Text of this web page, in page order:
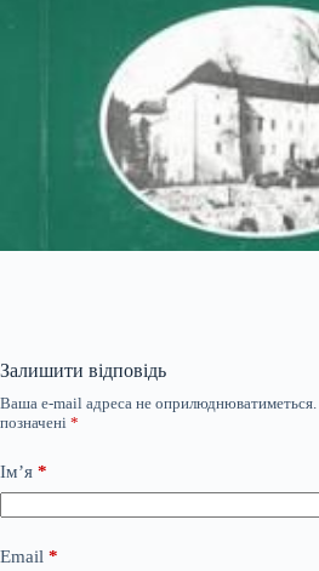
Залишити відповідь
Ваша e-mail адреса не оприлюднюватиметься.
позначені *
Ім’я *
Email *